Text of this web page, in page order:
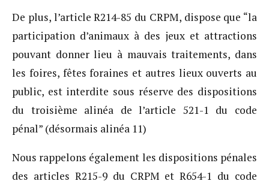
De plus, l’article R214-85 du CRPM, dispose que “la
participation d’animaux à des jeux et attractions
pouvant donner lieu à mauvais traitements, dans
les foires, fêtes foraines et autres lieux ouverts au
public, est interdite sous réserve des dispositions
du troisième alinéa de l’article 521-1 du code
pénal” (désormais alinéa 11)
Nous rappelons également les dispositions pénales
des articles R215-9 du CRPM et R654-1 du code